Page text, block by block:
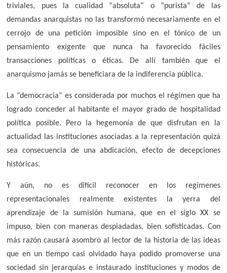
triviales, pues la cualidad “absoluta” o “purista” de las
demandas anarquistas no las transformó necesariamente en el
cerrojo de una petición imposible sino en el tónico de un
pensamiento exigente que nunca ha favorecido fáciles
transacciones políticas o éticas. De allí también que el
anarquismo jamás se beneficiara de la indiferencia pública.
La “democracia” es considerada por muchos el régimen que ha
logrado conceder al habitante el mayor grado de hospitalidad
política posible. Pero la hegemonía de que disfrutan en la
actualidad las instituciones asociadas a la representación quizá
sea consecuencia de una abdicación, efecto de decepciones
históricas.
Y aún, no es difícil reconocer en los regímenes
representacionales realmente existentes la yerra del
aprendizaje de la sumisión humana, que en el siglo XX se
impuso, bien con maneras despiadadas, bien sofisticadas. Con
más razón causará asombro al lector de la historia de las ideas
que en un tiempo casi olvidado haya podido promoverse una
sociedad sin jerarquías e instaurado instituciones y modos de